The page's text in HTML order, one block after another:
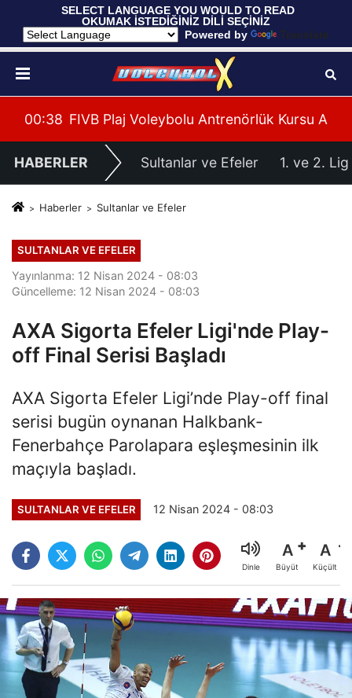
SELECT LANGUAGE YOU WOULD TO READ
OKUMAK İSTEDİĞİNİZ DİLİ SEÇİNİZ
Powered by
Translate
İlk Tur Elemeleri Hazırlıklarına Başladı
Antrenörlük Kursu Alanya’da Başladı
00:39 U20 Erkek Millî
HABERLER Sultanlar ve Efeler 1. ve 2. Lig
Haberler Sultanlar ve Efeler
SULTANLAR VE EFELER
Yayınlanma: 12 Nisan 2024 - 08:03
Güncelleme: 12 Nisan 2024 - 08:03
AXA Sigorta Efeler Ligi'nde Play-
off Final Serisi Başladı
AXA Sigorta Efeler Ligi’nde Play-off final
serisi bugün oynanan Halkbank-
Fenerbahçe Parolapara eşleşmesinin ilk
maçıyla başladı.
SULTANLAR VE EFELER 12 Nisan 2024 - 08:03
Dinle
A
Büyüt
A
Küçült